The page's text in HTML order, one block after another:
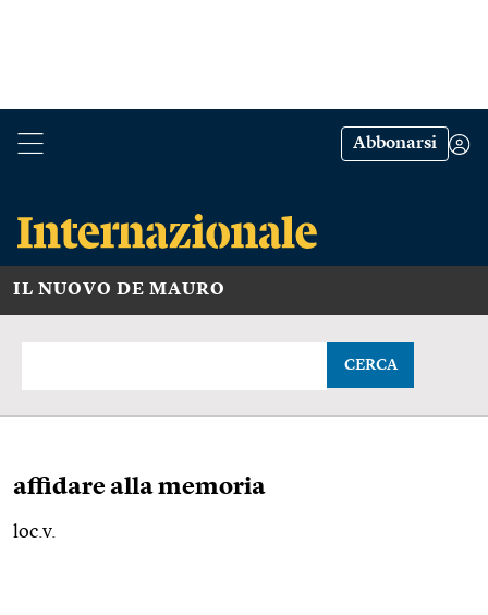
Abbonarsi
IL NUOVO DE MAURO
CERCA
affidare alla memoria
loc.v.